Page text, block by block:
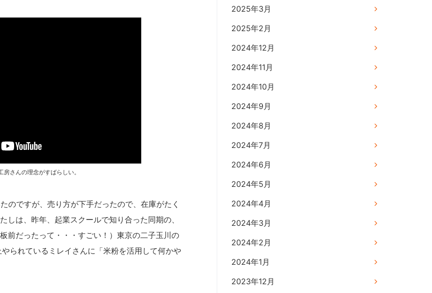
房さんの理念がすばらしい。
のですが、売り方が下手だったので、在庫がたく
しは、昨年、起業スクールで知り合った同期の、
前だったって・・・すごい！）東京の二子玉川の
られているミレイさんに「米粉を活用して何かや
2025年3月
2025年2月
2024年12月
2024年11月
2024年10月
2024年9月
2024年8月
2024年7月
2024年6月
2024年5月
2024年4月
2024年3月
2024年2月
2024年1月
2023年12月